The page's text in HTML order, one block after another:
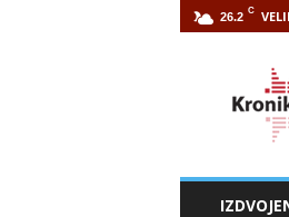
26.2 C